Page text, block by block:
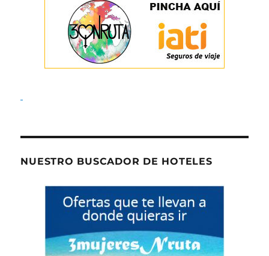
NUESTRO BUSCADOR DE HOTELES